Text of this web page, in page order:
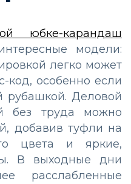
юбке-карандаш
модели:
легко может
код, особенно если
рубашкой. Деловой
без труда можно
добавив туфли на
цвета и яркие,
В выходные дни
расслабленные